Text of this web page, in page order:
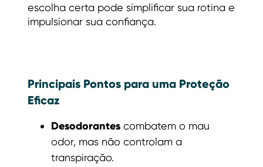
escolha certa pode simplificar sua rotina e
impulsionar sua confiança.
Principais Pontos para uma Proteção
Eficaz
Desodorantes combatem o mau
odor, mas não controlam a
transpiração.